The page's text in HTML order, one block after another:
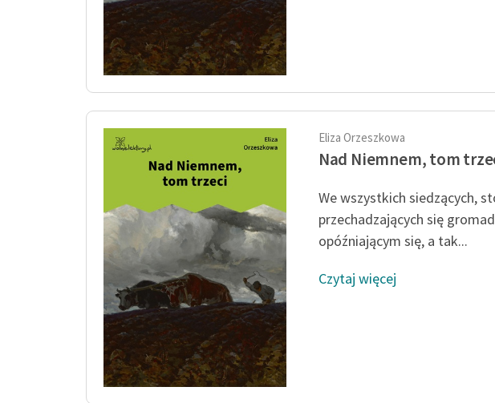
Eliza Orzeszkowa
Nad Niemnem, tom
We wszystkich siedzących,
przechadzających się
opóźniającym się, a tak...
Czytaj więcej